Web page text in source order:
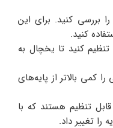
بررسی کنید. برای این
کنید.
کنید تا یخچال به
کمی بالاتر از پایه‌های
تنظیم هستند که با
را تغییر داد.